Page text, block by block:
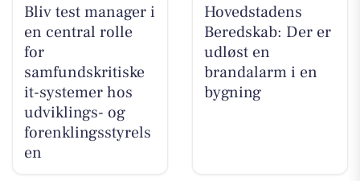
Bliv test manager i
en central rolle
for
samfundskritiske
it-systemer hos
udviklings- og
forenklingsstyrels
en
Hovedstadens
Beredskab: Der er
udløst en
brandalarm i en
bygning